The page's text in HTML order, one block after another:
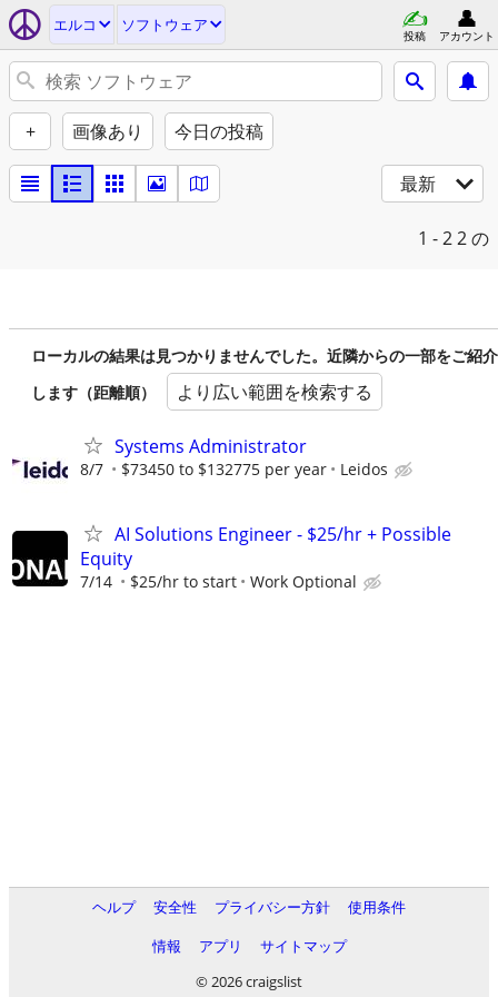
エルコ ソフトウェア
投稿 アカウント
+ 画像あり 今日の投稿
最新
1 - 22 の
ローカルの結果は見つかりませんでした。近隣からの一部をご紹介
します（距離順）
より広い範囲を検索する
Systems Administrator
8/7 $73450 to $132775 per year Leidos
AI Solutions Engineer - $25/hr + Possible
Equity
7/14 $25/hr to start Work Optional
ヘルプ 安全性 プライバシー方針
使用条件
情報
アプリ
サイトマップ
© 2026 craigslist